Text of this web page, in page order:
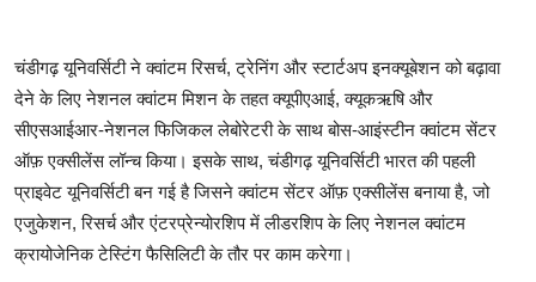
चंडीगढ़ यूनिवर्सिटी ने क्वांटम रिसर्च, ट्रेनिंग और स्टार्टअप इनक्यूबेशन को बढ़ावा
देने के लिए नेशनल क्वांटम मिशन के तहत क्यूपीएआई, क्यूकऋषि और
सीएसआईआर-नेशनल फिजिकल लेबोरेटरी के साथ बोस-आइंस्टीन क्वांटम सेंटर
ऑफ़ एक्सीलेंस लॉन्च किया। इसके साथ, चंडीगढ़ यूनिवर्सिटी भारत की पहली
प्राइवेट यूनिवर्सिटी बन गई है जिसने क्वांटम सेंटर ऑफ़ एक्सीलेंस बनाया है, जो
एजुकेशन, रिसर्च और एंटरप्रेन्योरशिप में लीडरशिप के लिए नेशनल क्वांटम
क्रायोजेनिक टेस्टिंग फैसिलिटी के तौर पर काम करेगा।